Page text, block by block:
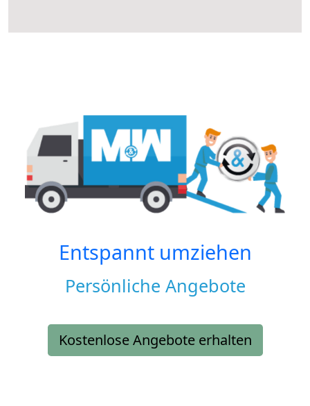
Entspannt umziehen
Persönliche Angebote
Kostenlose Angebote erhalten